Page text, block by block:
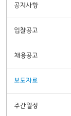
공지사항
입찰공고
채용공고
보도자료
주간일정